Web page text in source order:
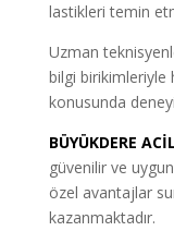
lastikleri temin
Uzman
bilgi
konusunda
BÜYÜKDERE
güvenilir ve
özel avantajlar
kazanmaktadır.